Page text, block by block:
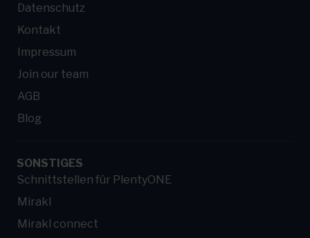
Datenschutz
Kontakt
Impressum
Join our team
AGB
Blog
SONSTIGES
Schnittstellen für PlentyONE
Mirakl
Mirakl connect